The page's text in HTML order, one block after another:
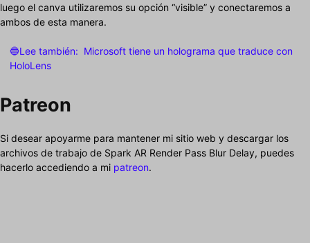
luego el canva utilizaremos su opción “visible” y conectaremos a
ambos de esta manera.
🔵Lee también: Microsoft tiene un holograma que traduce con
HoloLens
Patreon
Si desear apoyarme para mantener mi sitio web y descargar los
archivos de trabajo de Spark AR Render Pass Blur Delay, puedes
hacerlo accediendo a mi patreon.